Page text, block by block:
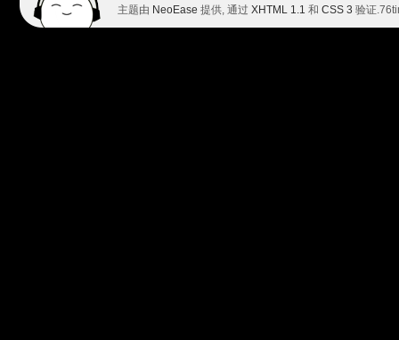
主题由 NeoEase 提供, 通过 XHTML 1.1 和 CSS 3 验证.